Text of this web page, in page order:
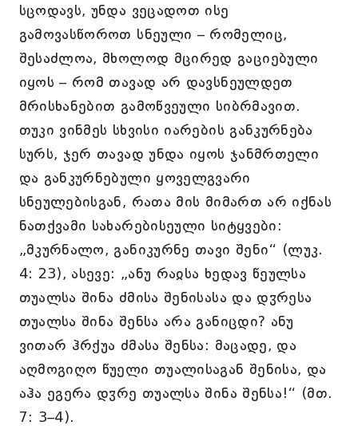
სცოდავს, უნდა ვეცადოთ ისე
გამოვასწოროთ სნეული – რომელიც,
შესაძლოა, მხოლოდ მცირედ გაციებული
იყოს – რომ თავად არ დავსნეულდეთ
მრისხანებით გამოწვეული სიბრმავით.
თუკი ვინმეს სხვისი იარების განკურნება
სურს, ჯერ თავად უნდა იყოს ჯანმრთელი
და განკურნებული ყოველგვარი
სნეულებისგან, რათა მის მიმართ არ იქნას
ნათქვამი სახარებისეული სიტყვები:
„მკურნალო, განიკურნე თავი შენი“ (ლუკ.
4: 23), ასევე: „ანუ რაჲსა ხედავ წეულსა
თუალსა შინა ძმისა შენისასა და დჳრესა
თუალსა შინა შენსა არა განიცდი? ანუ
ვითარ ჰრქუა ძმასა შენსა: მაცადე, და
აღმოგიღო წუელი თუალისაგან შენისა, და
აჰა ეგერა დჳრე თუალსა შინა შენსა!“ (მთ.
7: 3–4).